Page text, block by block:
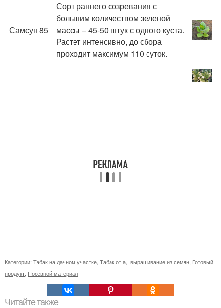
Самсун 85
Сорт раннего созревания с
большим количеством зеленой
массы – 45-50 штук с одного куста.
Растет интенсивно, до сбора
проходит максимум 110 суток.
Категории: Табак на дачном участке Табак от а выращивание из семян Готовый
продукт Посевной материал
Читайте также